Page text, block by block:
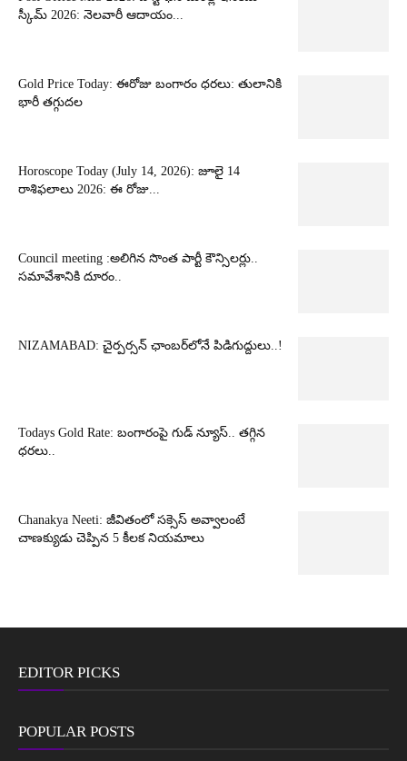
స్కీమ్ 2026: నెలవారీ ఆదాయం...
Gold Price Today: ఈరోజు బంగారం ధరలు: తులానికి
భారీ తగ్గుదల
Horoscope Today (July 14, 2026): జూలై 14
రాశిఫలాలు 2026: ఈ రోజు...
Council meeting :అలిగిన సొంత పార్టీ కౌన్సిలర్లు..
సమావేశానికి దూరం..
NIZAMABAD: చైర్పర్సన్ ఛాంబర్‌లోనే పిడిగుద్దులు..!
Todays Gold Rate: బంగారంపై గుడ్ న్యూస్.. తగ్గిన
ధరలు..
Chanakya Neeti: జీవితంలో సక్సెస్ అవ్వాలంటే
చాణక్యుడు చెప్పిన 5 కీలక నియమాలు
EDITOR PICKS
POPULAR POSTS